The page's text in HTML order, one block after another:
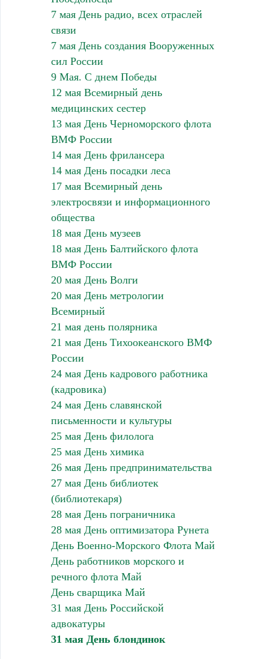
7 мая День радио, всех отраслей
связи
7 мая День создания Вооруженных
сил России
9 Мая. С днем Победы
12 мая Всемирный день
медицинских сестер
13 мая День Черноморского флота
ВМФ России
14 мая День фрилансера
14 мая День посадки леса
17 мая Всемирный день
электросвязи и информационного
общества
18 мая День музеев
18 мая День Балтийского флота
ВМФ России
20 мая День Волги
20 мая День метрологии
Всемирный
21 мая день полярника
21 мая День Тихоокеанского ВМФ
России
24 мая День кадрового работника
(кадровика)
24 мая День славянской
письменности и культуры
25 мая День филолога
25 мая День химика
26 мая День предпринимательства
27 мая День библиотек
(библиотекаря)
28 мая День пограничника
28 мая День оптимизатора Рунета
День Военно-Морского Флота Май
День работников морского и
речного флота Май
День сварщика Май
31 мая День Российской
адвокатуры
31 мая День блондинок